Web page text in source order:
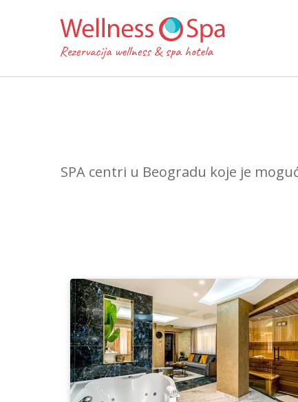
SPA centri u Beogradu koje je